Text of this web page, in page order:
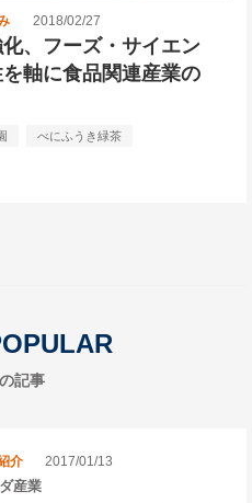
2018/02/27
、フーズ・サイエン
軸に食品関連産業の
べにふうき緑茶
記事
介 2017/01/13
産業